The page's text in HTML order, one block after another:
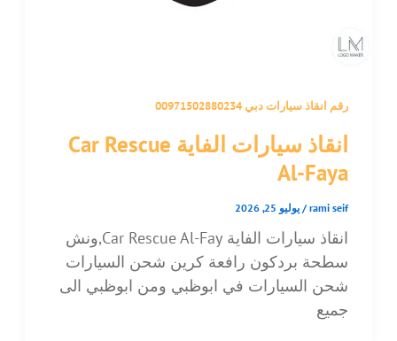
رقم انقاذ سيارات دبي 00971502880234
انقاذ سيارات الفاية Car Rescue
Al-Faya
rami seif
/ يوليو 25, 2026
انقاذ سيارات الفاية Car Rescue Al-Fay,ونش
سطحة بردكون رافعة كرين شحن السيارات
شحن السيارات في ابوظبي ومن ابوظبي الى
جميع